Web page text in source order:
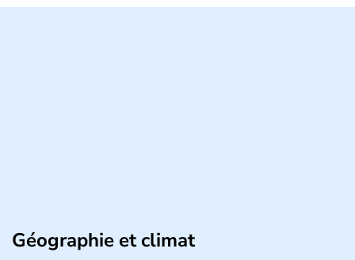
Géographie et climat